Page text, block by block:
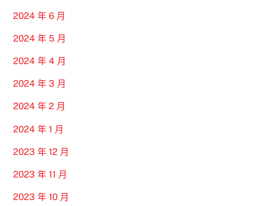
2024 年 6 月
2024 年 5 月
2024 年 4 月
2024 年 3 月
2024 年 2 月
2024 年 1 月
2023 年 12 月
2023 年 11 月
2023 年 10 月